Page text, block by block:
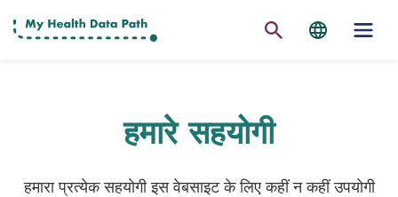
हमारे सहयोगी
हमारा प्रत्येक सहयोगी इस वेबसाइट के लिए कहीं न कहीं उपयोगी